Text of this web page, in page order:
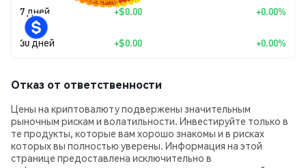
7 дней +$0.00 +0.00%
30 дней +$0.00 +0.00%
Отказ от ответственности
Цены на криптовалюту подвержены значительным
рыночным рискам и волатильности. Инвестируйте только в
те продукты, которые вам хорошо знакомы и в рисках
которых вы полностью уверены. Информация на этой
странице предоставлена исключительно в